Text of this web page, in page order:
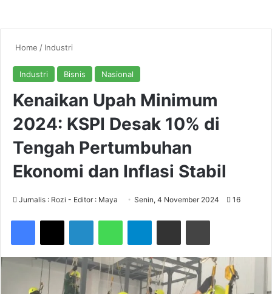
Home / Industri
Industri Bisnis Nasional
Kenaikan Upah Minimum
2024: KSPI Desak 10% di
Tengah Pertumbuhan
Ekonomi dan Inflasi Stabil
Jurnalis : Rozi - Editor : Maya Senin, 4 November 2024 16
Telegram